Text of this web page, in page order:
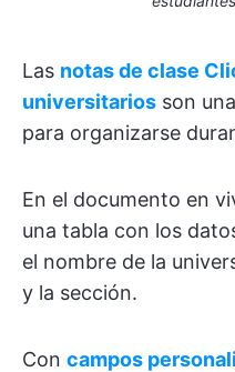
Las notas de clase
universitarios son
para organizarse
En el documento en
una tabla con los
el nombre de la
y la sección.
Con campos